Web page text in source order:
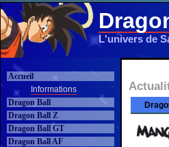
L'univers de
Accueil
Informations
Dragon Ball
Dragon Ball Z
Dragon Ball GT
Dragon Ball AF